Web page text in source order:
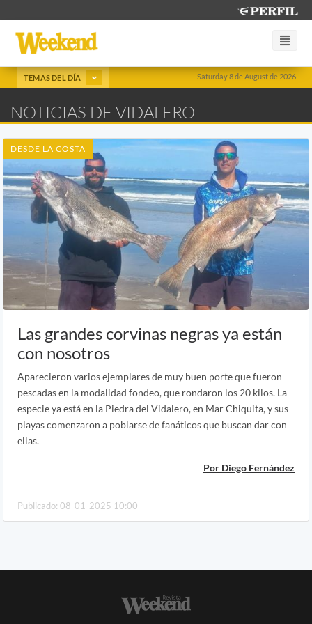
Saturday 8 de August de 2026
TEMAS DEL DÍA
NOTICIAS DE VIDALERO
DESDE LA COSTA
Las grandes corvinas negras ya están
con nosotros
Aparecieron varios ejemplares de muy buen porte que fueron
pescadas en la modalidad fondeo, que rondaron los 20 kilos. La
especie ya está en la Piedra del Vidalero, en Mar Chiquita, y sus
playas comenzaron a poblarse de fanáticos que buscan dar con
ellas.
Por Diego Fernández
Publicado: 08-01-2025 10:00